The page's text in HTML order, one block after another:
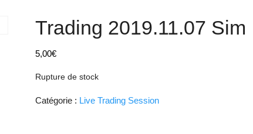
Trading 2019.11.07 Sim
5,00€
Rupture de stock
Catégorie : Live Trading Session